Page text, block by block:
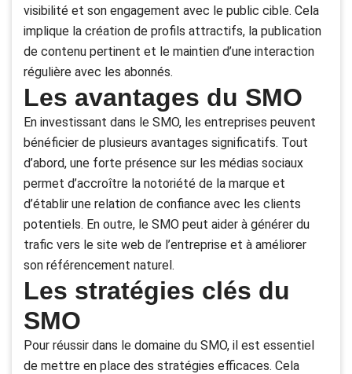
visibilité et son engagement avec le public cible. Cela
implique la création de profils attractifs, la publication
de contenu pertinent et le maintien d’une interaction
régulière avec les abonnés.
Les avantages du SMO
En investissant dans le SMO, les entreprises peuvent
bénéficier de plusieurs avantages significatifs. Tout
d’abord, une forte présence sur les médias sociaux
permet d’accroître la notoriété de la marque et
d’établir une relation de confiance avec les clients
potentiels. En outre, le SMO peut aider à générer du
trafic vers le site web de l’entreprise et à améliorer
son référencement naturel.
Les stratégies clés du
SMO
Pour réussir dans le domaine du SMO, il est essentiel
de mettre en place des stratégies efficaces. Cela